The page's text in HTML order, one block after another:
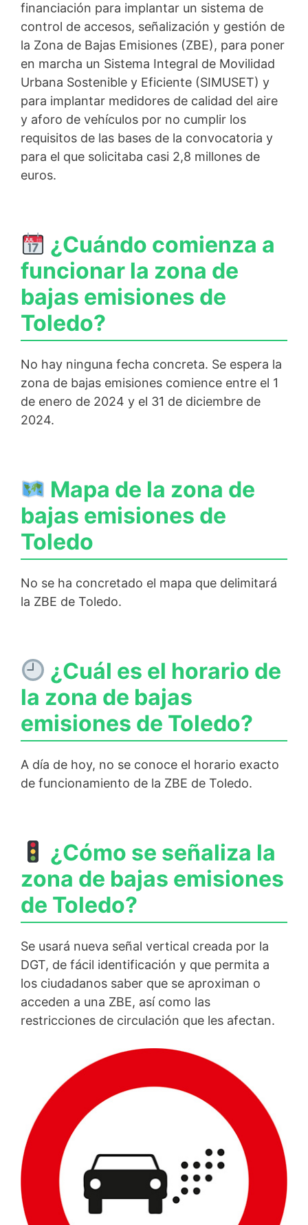
financiación para implantar un sistema de
control de accesos, señalización y gestión de
la Zona de Bajas Emisiones (ZBE), para poner
en marcha un Sistema Integral de Movilidad
Urbana Sostenible y Eficiente (SIMUSET) y
para implantar medidores de calidad del aire
y aforo de vehículos por no cumplir los
requisitos de las bases de la convocatoria y
para el que solicitaba casi 2,8 millones de
euros.
¿Cuándo comienza a
funcionar la zona de
bajas emisiones de
Toledo?
No hay ninguna fecha concreta. Se espera la
zona de bajas emisiones comience entre el 1
de enero de 2024 y el 31 de diciembre de
2024.
Mapa de la zona de
bajas emisiones de
Toledo
No se ha concretado el mapa que delimitará
la ZBE de Toledo.
¿Cuál es el horario de
la zona de bajas
emisiones de Toledo?
A día de hoy, no se conoce el horario exacto
de funcionamiento de la ZBE de Toledo.
¿Cómo se señaliza la
zona de bajas emisiones
de Toledo?
Se usará nueva señal vertical creada por la
DGT, de fácil identificación y que permita a
los ciudadanos saber que se aproximan o
acceden a una ZBE, así como las
restricciones de circulación que les afectan.